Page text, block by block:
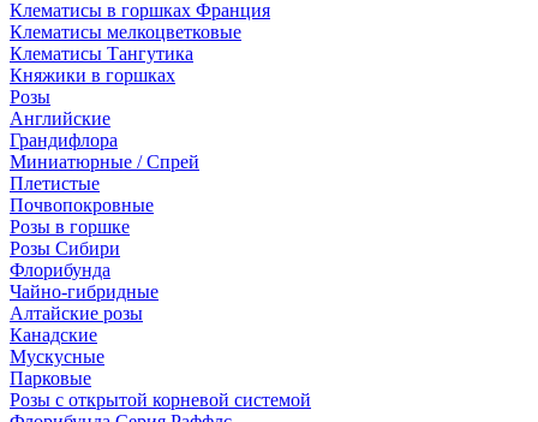
Клематисы в горшках Франция
Клематисы мелкоцветковые
Клематисы Тангутика
Княжики в горшках
Розы
Английские
Грандифлора
Миниатюрные / Спрей
Плетистые
Почвопокровные
Розы в горшке
Розы Сибири
Флорибунда
Чайно-гибридные
Алтайские розы
Канадские
Мускусные
Парковые
Розы с открытой корневой системой